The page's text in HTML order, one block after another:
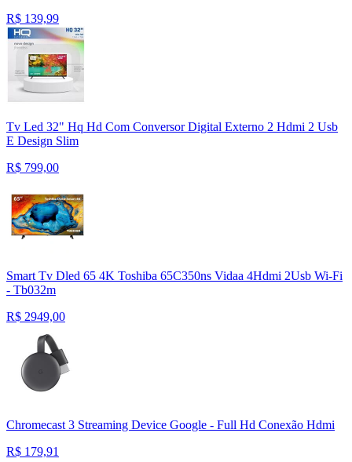
R$ 139,99
Tv Led 32" Hq Hd Com Conversor Digital Externo 2 Hdmi 2 Usb
E Design Slim
R$ 799,00
Smart Tv Dled 65 4K Toshiba 65C350ns Vidaa 4Hdmi 2Usb Wi-Fi
- Tb032m
R$ 2949,00
Chromecast 3 Streaming Device Google - Full Hd Conexão Hdmi
R$ 179,91